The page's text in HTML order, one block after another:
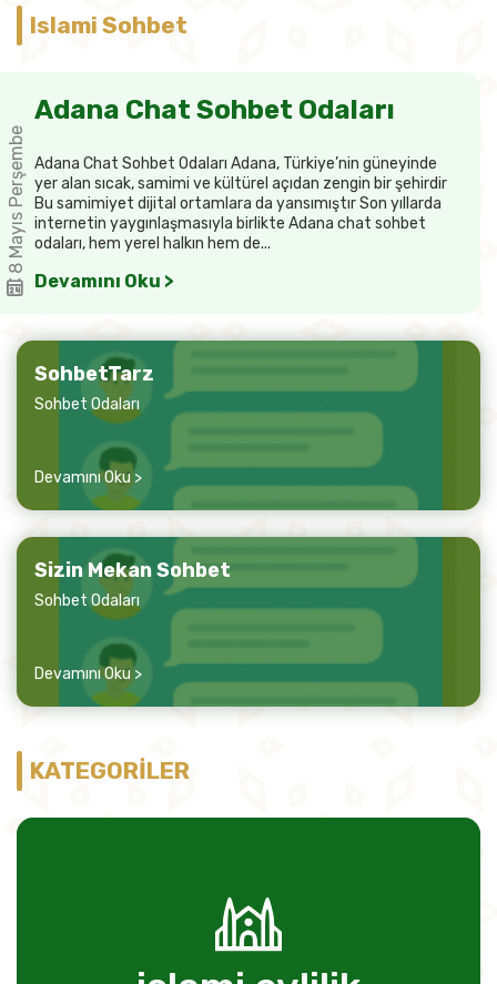
Islami Sohbet
8 Mayıs Perşembe
Adana Chat Sohbet Odaları
Adana Chat Sohbet Odaları Adana, Türkiye’nin güneyinde
yer alan sıcak, samimi ve kültürel açıdan zengin bir şehirdir
Bu samimiyet dijital ortamlara da yansımıştır Son yıllarda
internetin yaygınlaşmasıyla birlikte Adana chat sohbet
odaları, hem yerel halkın hem de...
Devamını Oku >
SohbetTarz
Sohbet Odaları
Devamını Oku >
Sizin Mekan Sohbet
Sohbet Odaları
Devamını Oku >
KATEGORİLER